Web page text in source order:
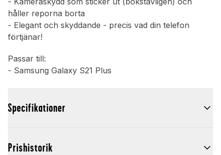
håller reporna borta
- Elegant och skyddande - precis vad din telefon
förtjänar!
Passar till:
- Samsung Galaxy S21 Plus
Specifikationer
Prishistorik